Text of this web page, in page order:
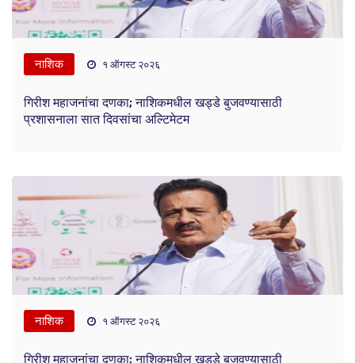
नाशिक १ ऑगस्ट २०२६
गिरीश महाजनांचा दणका; नाशिकमधील खड्डे बुजवण्यासाठी
प्रशासनाला सात दिवसांचा अल्टिमेटम
नाशिक १ ऑगस्ट २०२६
गिरीश महाजनांचा दणका; नाशिकमधील खड्डे बुजवण्यासाठी